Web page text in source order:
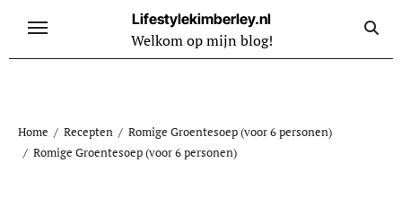
Lifestylekimberley.nl
Welkom op mijn blog!
Home Recepten
Romige Groentesoep (voor 6 personen)
Romige Groentesoep (voor 6 personen)